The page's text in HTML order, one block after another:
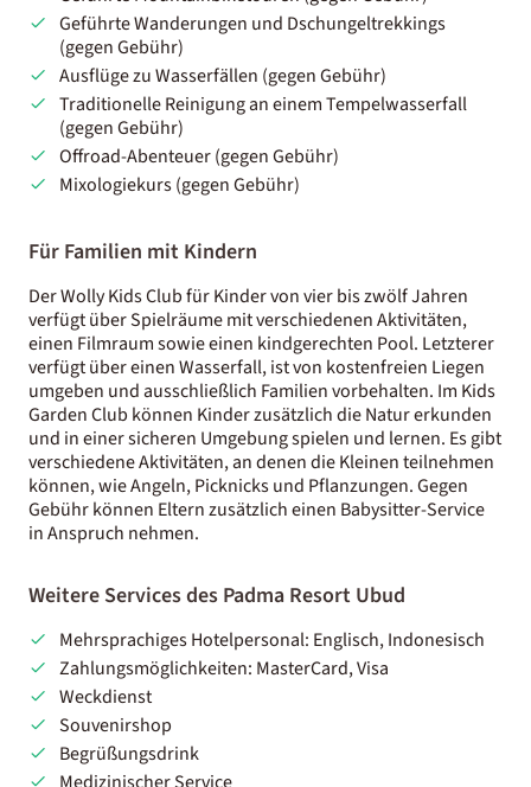
Geführte Wanderungen und Dschungeltrekkings
(gegen Gebühr)
Ausflüge zu Wasserfällen (gegen Gebühr)
Traditionelle Reinigung an einem Tempelwasserfall
(gegen Gebühr)
Offroad-Abenteuer (gegen Gebühr)
Mixologiekurs (gegen Gebühr)
Für Familien mit Kindern
Der Wolly Kids Club für Kinder von vier bis zwölf Jahren
verfügt über Spielräume mit verschiedenen Aktivitäten,
einen Filmraum sowie einen kindgerechten Pool. Letzterer
verfügt über einen Wasserfall, ist von kostenfreien Liegen
umgeben und ausschließlich Familien vorbehalten. Im Kids
Garden Club können Kinder zusätzlich die Natur erkunden
und in einer sicheren Umgebung spielen und lernen. Es gibt
verschiedene Aktivitäten, an denen die Kleinen teilnehmen
können, wie Angeln, Picknicks und Pflanzungen. Gegen
Gebühr können Eltern zusätzlich einen Babysitter-Service
in Anspruch nehmen.
Weitere Services des Padma Resort Ubud
Mehrsprachiges Hotelpersonal: Englisch, Indonesisch
Zahlungsmöglichkeiten: MasterCard, Visa
Weckdienst
Souvenirshop
Begrüßungsdrink